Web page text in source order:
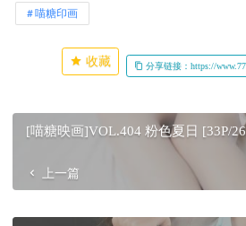
喵糖印画
收藏 分享链接：https://
[喵糖映画]VOL.404 粉色夏日 [33P/
上一篇